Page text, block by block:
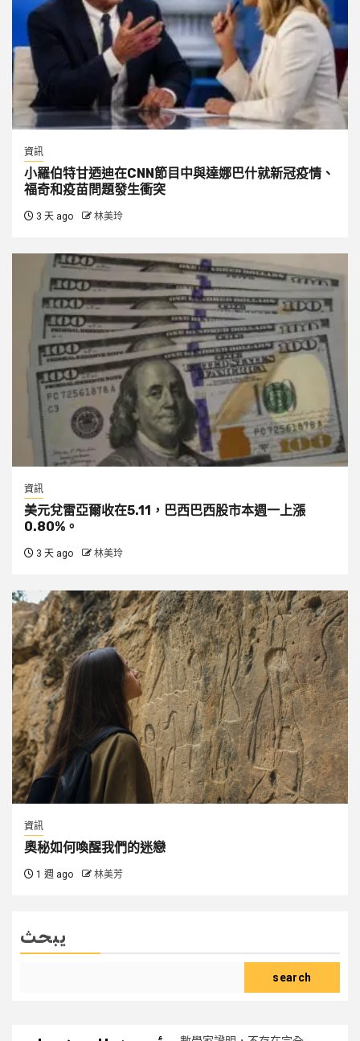
資訊
小羅伯特甘迺迪在CNN節目中與達娜巴什就新冠疫情、
福奇和疫苗問題發生衝突
3 天 ago 林美玲
資訊
美元兌雷亞爾收在5.11，巴西巴西股市本週一上漲
0.80%。
3 天 ago 林美玲
資訊
奧秘如何喚醒我們的迷戀
1 週 ago 林美芳
يبحث
search